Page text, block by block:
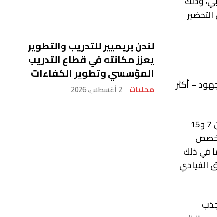
لندن بريميير للتدريب والتطوير
يعزز مكانته في قطاع التدريب
المؤسسي وتطوير الكفاءات
محليات 2 أغسطس، 2026 – أكثر
بدأت الفعالية بالبرنامج الصباحي للورش التفاعلية التي تهدف إلى إلهام وتعليم وتمكين الطلاب الذين تتراوح أعمارهم بين 7 و15
في ذلك
القيادي